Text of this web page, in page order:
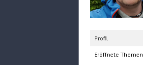
Profil
Eröffnete Themen